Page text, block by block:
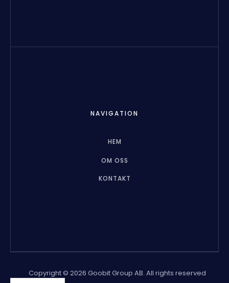
NAVIGATION
HEM
OM OSS
KONTAKT
Copyright © 2026 Goobit Group AB. All rights reserved